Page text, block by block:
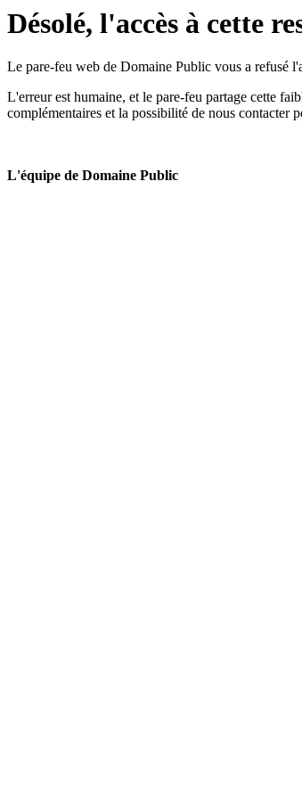
Désolé, l'accès à cette
Le pare-feu web de Domaine Public vous a refusé
L'erreur est humaine, et le pare-feu partage cette
complémentaires et la possibilité de nous contacter
L'équipe de Domaine Public